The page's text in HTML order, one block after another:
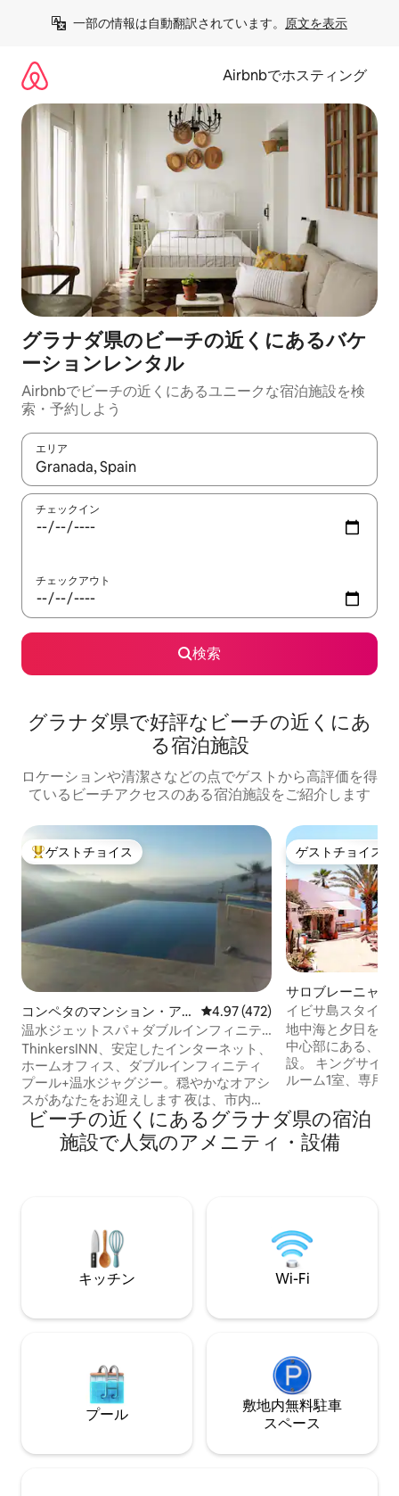
一部の情報は自動翻訳されています。 原文を表示
Airbnbでホスティング
グラナダ県のビーチの近くにあるバケ
ーションレンタル
Airbnbでビーチの近くにあるユニークな宿泊施設を検
索・予約しよう
エリア
検索結果が表示されたら、上下の矢印キーを使って移動するか
チェックイン
チェックアウト
検索
グラナダ県で好評なビーチの近くにあ
る宿泊施設
ロケーションや清潔さなどの点でゲストから高評価を得
ているビーチアクセスのある宿泊施設をご紹介します
大好評のゲストチョイスです。
ゲストチョイス
コンペタのマンション・ア
パート
レビュー472件、5つ星中4.97つ
4.97 (472)
温水ジェットスパ＋ダブルインフィニテ
ィプール、2ThinkersINN
ThinkersINN、安定したインターネット、
ホームオフィス、ダブルインフィニティ
プール+温水ジャグジー。穏やかなオアシ
スがあなたをお迎えします 夜は、市内中
心部で素晴らしいアンダルシア料理、ド
リンク、音楽を楽しむことができます。
アシエンダの側に2つのスタジオがあり、
キッチン、ウェーバーガスグリル 私たち
の家はとても静かでプライベートです。
中心部の端にあり、ターマック道路/無料
駐車場があります。
ゲストチョイス
ゲストチョイス
サロブレーニャの
イビサ島スタイル
が見えるプール付
ラ
地中海と夕日を一
中心部にある、型
設。 キングサイズベッドのダブルベッド
ルーム1室、専用
ビングとダイニン
としたリビングルーム 設備の整
リカ式キッチン 専用の外部エントランス
ラはエアコン完備
ビーチの近くにあるグラナダ県の宿泊
施設で人気のアメニティ・設備
キッチン Wi-Fi
プール
敷地内無料駐⁠車
ス⁠ペ⁠ー⁠ス